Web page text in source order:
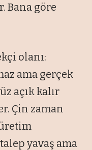
Bana göre
olanı:
ama gerçek
açık kalır
Çin zaman
yavaş ama